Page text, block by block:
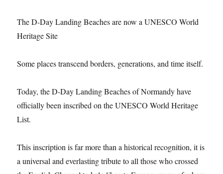
The D-Day Landing Beaches are now a UNESCO World
Heritage Site
Some places transcend borders, generations, and time itself.
Today, the D-Day Landing Beaches of Normandy have
officially been inscribed on the UNESCO World Heritage
List.
This inscription is far more than a historical recognition, it is
a universal and everlasting tribute to all those who crossed